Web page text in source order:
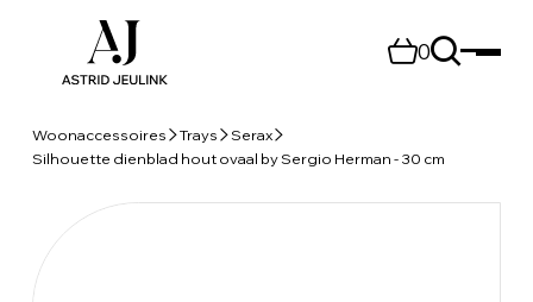
0
Woonaccessoires Trays
Serax
Silhouette dienblad hout ovaal by Sergio Herman - 30 cm